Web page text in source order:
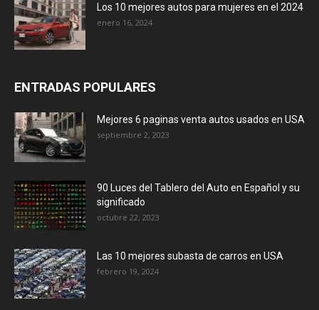
Los 10 mejores autos para mujeres en el 2024
enero 16, 2024
ENTRADAS POPULARES
Mejores 6 paginas venta autos usados en USA
septiembre 2, 2023
90 Luces del Tablero del Auto en Español y su
significado
octubre 22, 2023
Las 10 mejores subasta de carros en USA
febrero 19, 2024